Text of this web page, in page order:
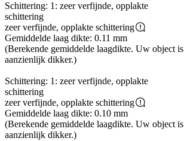
Schittering: 1: zeer verfijnde, opplakte
schittering
zeer verfijnde, opplakte schittering
Gemiddelde laag dikte: 0.11 mm
(Berekende gemiddelde laagdikte. Uw object is
aanzienlijk dikker.)
Schittering: 1: zeer verfijnde, opplakte
schittering
zeer verfijnde, opplakte schittering
Gemiddelde laag dikte: 0.10 mm
(Berekende gemiddelde laagdikte. Uw object is
aanzienlijk dikker.)